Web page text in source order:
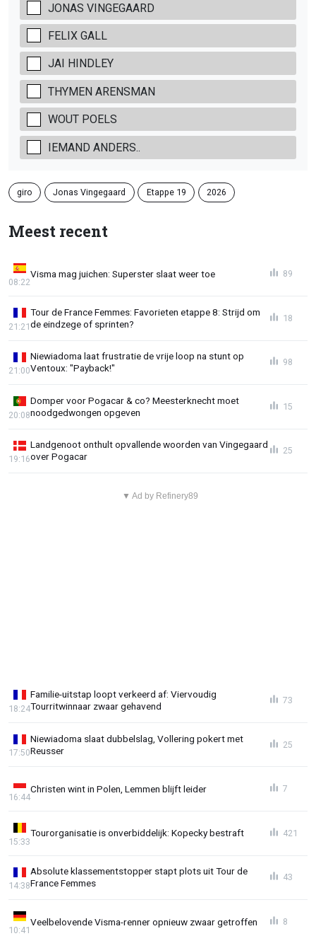
JONAS VINGEGAARD
FELIX GALL
JAI HINDLEY
THYMEN ARENSMAN
WOUT POELS
IEMAND ANDERS..
giro Jonas Vingegaard Etappe 19 2026
Meest recent
Visma mag juichen: Superster slaat weer toe
08:22
89
Tour de France Femmes: Favorieten etappe 8: Strijd om
de eindzege of sprinten?
21:21
18
Niewiadoma laat frustratie de vrije loop na stunt op
Ventoux: "Payback!"
21:00
98
Domper voor Pogacar & co? Meesterknecht moet
noodgedwongen opgeven
20:08
15
Landgenoot onthult opvallende woorden van Vingegaard
over Pogacar
19:16
25
▼ Ad by Refinery89
Familie-uitstap loopt verkeerd af: Viervoudig
Tourritwinnaar zwaar gehavend
18:24
73
Niewiadoma slaat dubbelslag, Vollering pokert met
Reusser
17:50
25
Christen wint in Polen, Lemmen blijft leider
16:44
7
Tourorganisatie is onverbiddelijk: Kopecky bestraft
15:33
421
Absolute klassementstopper stapt plots uit Tour de
France Femmes
14:38
43
Veelbelovende Visma-renner opnieuw zwaar getroffen
10:41
8